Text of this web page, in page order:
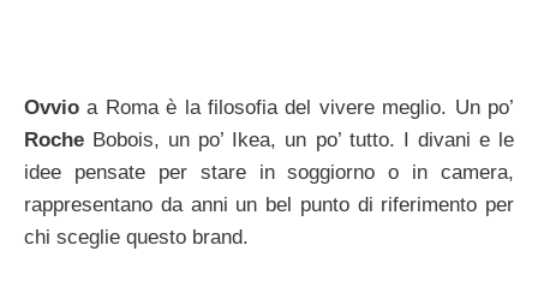
Ovvio a Roma è la filosofia del vivere meglio. Un po’
Roche Bobois, un po’ Ikea, un po’ tutto. I divani e le
idee pensate per stare in soggiorno o in camera,
rappresentano da anni un bel punto di riferimento per
chi sceglie questo brand.